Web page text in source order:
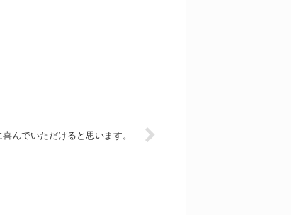
んでいただけると思います。